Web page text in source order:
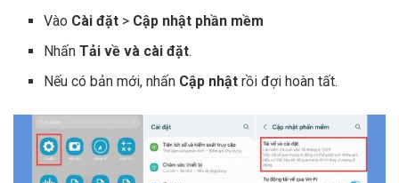
Vào Cài đặt > Cập nhật phần mềm
NhấnTải về và cài đặt.
Nếu có bản mới, nhấn Cập nhật rồi đợi hoàn tất.